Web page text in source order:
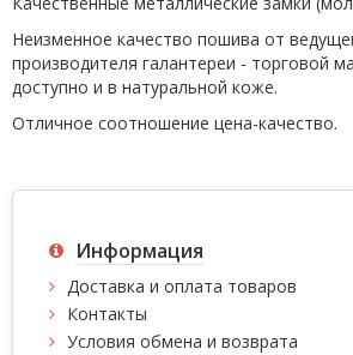
Неизменное качество пошива от
производителя галантереи - торговой
доступно и в натуральной коже.
Отличное соотношение цена-качество.
Информация
Доставка и оплата товаров
Контакты
Условия обмена и возврата